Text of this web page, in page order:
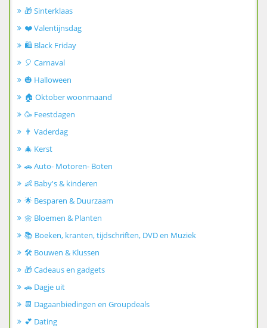
🎁 Sinterklaas
❤️ Valentijnsdag
🛍️ Black Friday
🎈 Carnaval
🎃 Halloween
🏠 Oktober woonmaand
🥳 Feestdagen
👨 Vaderdag
🎄 Kerst
🚗 Auto- Motoren- Boten
👶 Baby's & kinderen
🌟 Besparen & Duurzaam
🌼 Bloemen & Planten
📚 Boeken, kranten, tijdschriften, DVD en Muziek
🛠️ Bouwen & Klussen
🎁 Cadeaus en gadgets
🚗 Dagje uit
📆 Dagaanbiedingen en Groupdeals
💕 Dating